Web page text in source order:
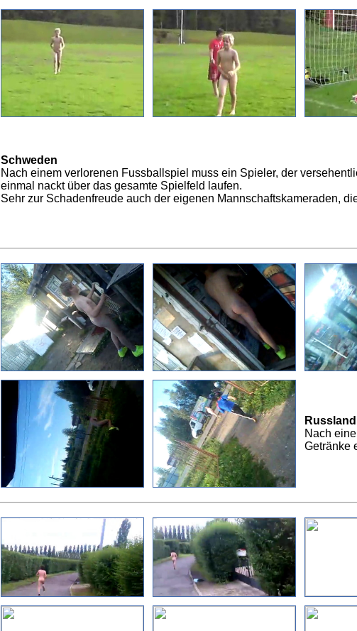
Schweden
Nach einem verlorenen Fussballspiel muss ein Spieler, der
einmal nackt über das gesamte Spielfeld laufen.
Sehr zur Schadenfreude auch der eigenen Mannschaftskameraden,
Russland
Nach
Getränke